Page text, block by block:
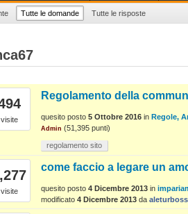
Tutte le domande Tutte le risposte
visite
Regolamento della
quesito posto 5 Ottobre 2016 in Regole,
Admin (51,395 punti)
regolamento sito
visite
come faccio a legare un
quesito posto 4 Dicembre 2013 in
modificato 4 Dicembre 2013 da aleturboss